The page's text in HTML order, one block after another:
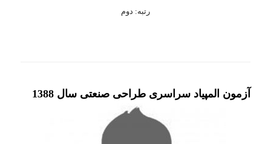
رتبه: دوم
آزمون المپیاد سراسری طراحی صنعتی سال 1388